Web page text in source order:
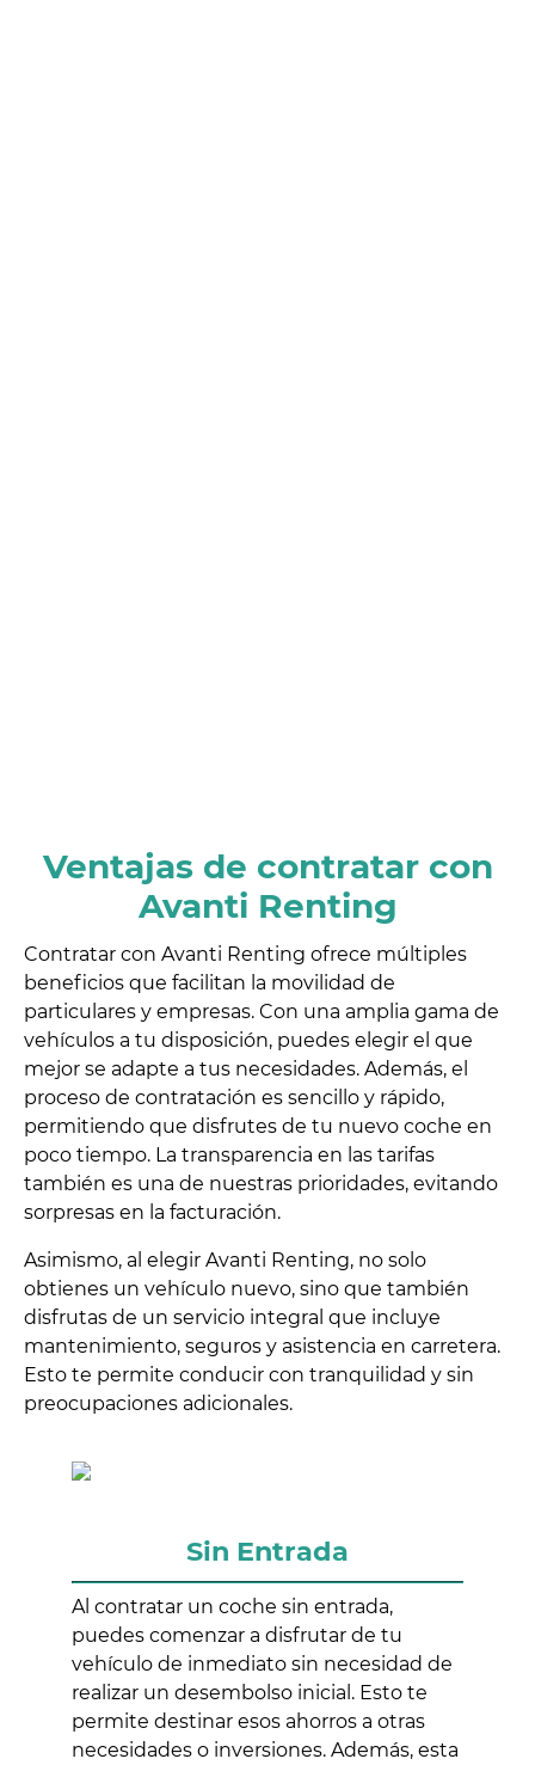
Ventajas de contratar con
Avanti Renting
Contratar con Avanti Renting ofrece múltiples
beneficios que facilitan la movilidad de
particulares y empresas. Con una amplia gama de
vehículos a tu disposición, puedes elegir el que
mejor se adapte a tus necesidades. Además, el
proceso de contratación es sencillo y rápido,
permitiendo que disfrutes de tu nuevo coche en
poco tiempo. La transparencia en las tarifas
también es una de nuestras prioridades, evitando
sorpresas en la facturación.
Asimismo, al elegir Avanti Renting, no solo
obtienes un vehículo nuevo, sino que también
disfrutas de un servicio integral que incluye
mantenimiento, seguros y asistencia en carretera.
Esto te permite conducir con tranquilidad y sin
preocupaciones adicionales.
Sin Entrada
Al contratar un coche sin entrada,
puedes comenzar a disfrutar de tu
vehículo de inmediato sin necesidad de
realizar un desembolso inicial. Esto te
permite destinar esos ahorros a otras
necesidades o inversiones. Además, esta